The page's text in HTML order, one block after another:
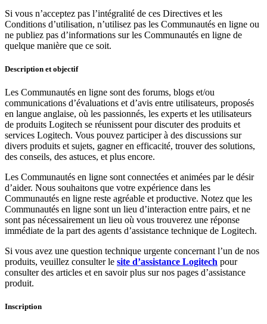
Si vous n’acceptez pas l’intégralité de ces Directives et les
Conditions d’utilisation, n’utilisez pas les Communautés en ligne ou
ne publiez pas d’informations sur les Communautés en ligne de
quelque manière que ce soit.
Description et objectif
Les Communautés en ligne sont des forums, blogs et/ou
communications d’évaluations et d’avis entre utilisateurs, proposés
en langue anglaise, où les passionnés, les experts et les utilisateurs
de produits Logitech se réunissent pour discuter des produits et
services Logitech. Vous pouvez participer à des discussions sur
divers produits et sujets, gagner en efficacité, trouver des solutions,
des conseils, des astuces, et plus encore.
Les Communautés en ligne sont connectées et animées par le désir
d’aider. Nous souhaitons que votre expérience dans les
Communautés en ligne reste agréable et productive. Notez que les
Communautés en ligne sont un lieu d’interaction entre pairs, et ne
sont pas nécessairement un lieu où vous trouverez une réponse
immédiate de la part des agents d’assistance technique de Logitech.
Si vous avez une question technique urgente concernant l’un de nos
produits, veuillez consulter le site d’assistance Logitech pour
consulter des articles et en savoir plus sur nos pages d’assistance
produit.
Inscription